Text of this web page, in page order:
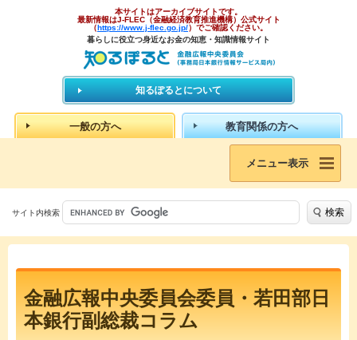
本サイトはアーカイブサイトです。
最新情報はJ-FLEC（金融経済教育推進機構）公式サイト
（https://www.j-flec.go.jp/）でご確認ください。
暮らしに役立つ身近なお金の知恵・知識情報サイト
知るぽるとについて
一般の方へ 教育関係の方へ
メニュー表示
サイト内検索 検索
金融広報中央委員会委員・若田部日
本銀行副総裁コラム